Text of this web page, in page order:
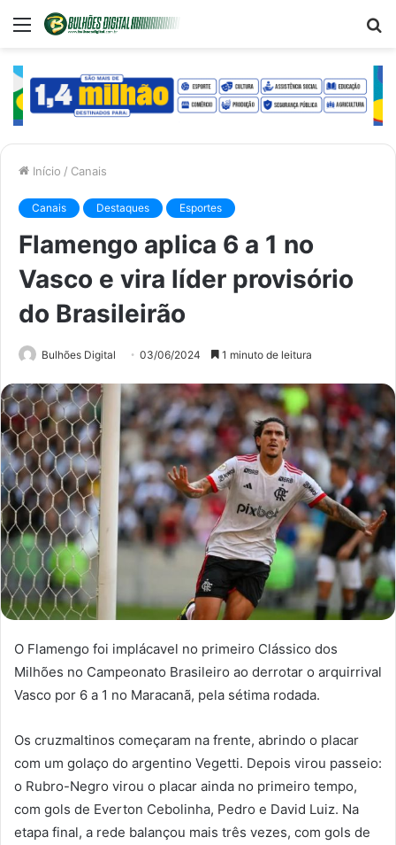
Menu
Início / Canais
Canais Destaques Esportes
Flamengo aplica 6 a 1 no
Vasco e vira líder provisório
do Brasileirão
Bulhões Digital 03/06/2024 1 minuto de leitura
O Flamengo foi implácavel no primeiro Clássico dos
Milhões no Campeonato Brasileiro ao derrotar o arquirrival
Vasco por 6 a 1 no Maracanã, pela sétima rodada.
Os cruzmaltinos começaram na frente, abrindo o placar
com um golaço do argentino Vegetti. Depois virou passeio:
o Rubro-Negro virou o placar ainda no primeiro tempo,
com gols de Everton Cebolinha, Pedro e David Luiz. Na
etapa final, a rede balançou mais três vezes, com gols de